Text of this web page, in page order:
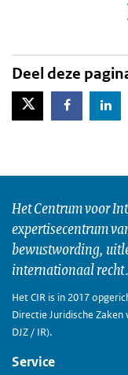
Deel deze
X-TwitterFacebook
Het Centrum voor
expertisecentrum
bewustwording,
internationaal recht.
Het CIR is in 2017
Directie Juridische
DJZ / IR).
Service